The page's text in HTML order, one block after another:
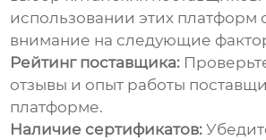
использовании этих платформ
внимание на следующие
Рейтинг поставщика:
отзывы и опыт работы
платформе.
Наличие сертификатов: